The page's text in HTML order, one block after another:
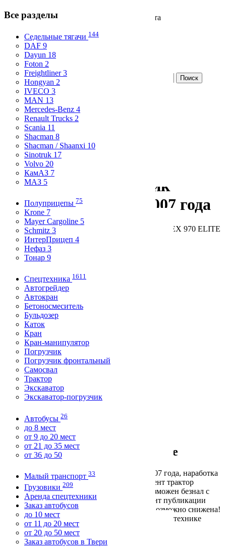
Продажа и аренда коммерческого транспорта
Избранное
Разместите бесплатно
Все разделы
Skip to content
Главная
Статистика
О компании
Контакты
Все разделы
Седельные тягачи 144
DAF 9
Dayun 18
Foton 2
Freightliner 3
Hongyan 2
IVECO 3
MAN 13
Mercedes-Benz 4
Renault Trucks 2
Scania 11
Shacman 8
Shacman / Shaanxi 10
Sinotruk 17
Volvo 20
КамАЗ 7
МАЗ 5
Полуприцепы 75
Krone 7
Mayer Cargoline 5
Schmitz 3
ИнтерПрицеп 4
Нефаз 3
Тонар 9
Спецтехника 1611
Автогрейдер
Автокран
Бетоносмеситель
Бульдозер
Каток
Кран
Кран-манипулятор
Погрузчик
Погрузчик фронтальный
Самосвал
Трактор
Экскаватор
Экскаватор-погрузчик
Автобусы 26
до 8 мест
от 9 до 20 мест
от 21 до 35 мест
от 36 до 50
Малый транспорт 33
Грузовики 209
Аренда спецтехники
Заказ автобусов
до 10 мест
от 11 до 20 мест
от 20 до 50 мест
Заказ автобусов в Твери
Экскаватор-погрузчик
TEREX 970 ELITE 2007 года
Главная/Спецтехника
/ TEREX 970 ELITE
- ID177727
1 950 000
≈ 23 700
Технические характеристики
Год выпуска
2007
Состояние
отличное
Топливо
дизель
Торг
торг возможен
Таможня
растаможен
Цена
1 950 000
Заметка продавца о транспорте
Экскаватор-погрузчик TEREX 970 Elite, 2007 года, наработка
равноколесника 12000 м/ч. На данный момент трактор
работает в Петербурге, евродозер 13427 Возможен безнал с
НДС. ВНИМАНИЕ! Цена указана на момент публикации
объявления, стоимость на данный момент возможно снижена!
Подробную информацию и фотографии по этой технике
смотрите на нашем сайте
Информация о продавце